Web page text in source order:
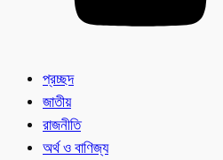
প্রচ্ছদ
জাতীয়
রাজনীতি
অর্থ ও বাণিজ্য